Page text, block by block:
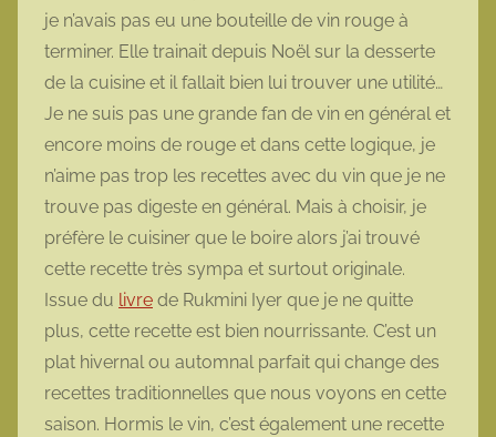
o
t
t
e
je n’avais pas eu une bouteille de vin rouge à
terminer. Elle trainait depuis Noël sur la desserte
de la cuisine et il fallait bien lui trouver une utilité…
Je ne suis pas une grande fan de vin en général et
encore moins de rouge et dans cette logique, je
n’aime pas trop les recettes avec du vin que je ne
trouve pas digeste en général. Mais à choisir, je
préfère le cuisiner que le boire alors j’ai trouvé
cette recette très sympa et surtout originale.
Issue du livre de Rukmini Iyer que je ne quitte
plus, cette recette est bien nourrissante. C’est un
plat hivernal ou automnal parfait qui change des
recettes traditionnelles que nous voyons en cette
saison. Hormis le vin, c’est également une recette